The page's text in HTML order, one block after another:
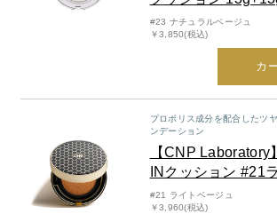
#23 ナチュラルベージュ
￥3,850(税込)
カ
プロポリス成分を配合したツ
ンデーション
【CNP Laboratory
INクッション #21
#21 ライトベージュ
￥3,960(税込)